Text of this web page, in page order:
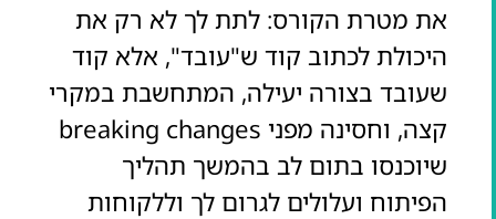
את מטרת הקורס: לתת לך לא רק את
היכולת לכתוב קוד ש"עובד", אלא קוד
שעובד בצורה יעילה, המתחשבת במקרי
קצה, וחסינה מפני breaking changes
שיוכנסו בתום לב בהמשך תהליך
הפיתוח ועלולים לגרום לך וללקוחות